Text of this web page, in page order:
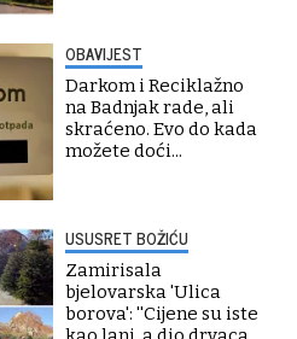
OBAVIJEST
Darkom i Reciklažno
na Badnjak rade, ali
skraćeno. Evo do kada
možete doći...
USUSRET BOŽIĆU
Zamirisala
bjelovarska 'Ulica
borova': ''Cijene su iste